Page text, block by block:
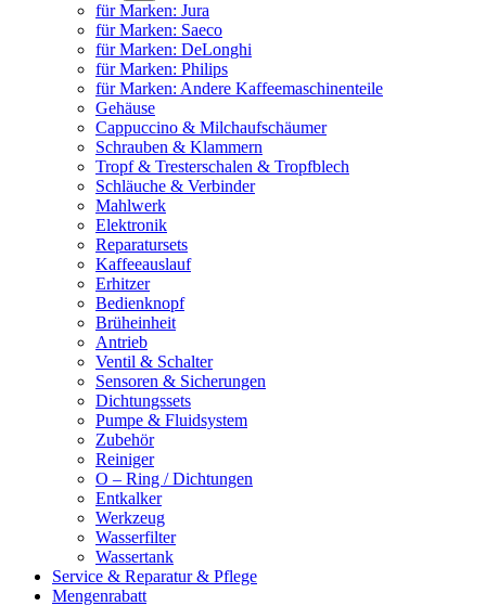
für Marken: Jura
für Marken: Saeco
für Marken: DeLonghi
für Marken: Philips
für Marken: Andere Kaffeemaschinenteile
Gehäuse
Cappuccino & Milchaufschäumer
Schrauben & Klammern
Tropf & Tresterschalen & Tropfblech
Schläuche & Verbinder
Mahlwerk
Elektronik
Reparatursets
Kaffeeauslauf
Erhitzer
Bedienknopf
Brüheinheit
Antrieb
Ventil & Schalter
Sensoren & Sicherungen
Dichtungssets
Pumpe & Fluidsystem
Zubehör
Reiniger
O – Ring / Dichtungen
Entkalker
Werkzeug
Wasserfilter
Wassertank
Service & Reparatur & Pflege
Mengenrabatt